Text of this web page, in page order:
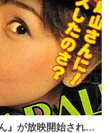
』が放映開始された